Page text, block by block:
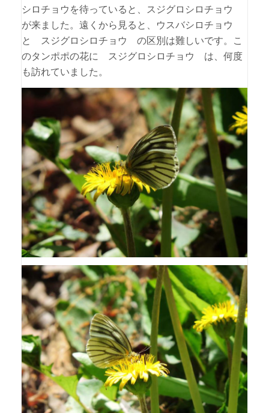
シロチョウを待っていると、スジグロシロチョウ
が来ました。遠くから見ると、ウスバシロチョウ
と スジグロシロチョウ の区別は難しいです。こ
のタンポポの花に スジグロシロチョウ は、何度
も訪れていました。